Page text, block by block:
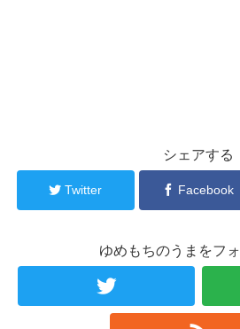
シェアする
Twitter Facebook
ゆめもちのうまをフ